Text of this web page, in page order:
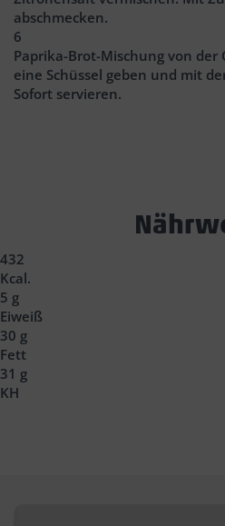
abschmecken.
6
Paprika-Brot-Mischung von
eine Schüssel geben und mit
Sofort servieren.
Block
Headline
432
Kcal.
5 g
Eiweiß
30 g
Fett
31 g
KH